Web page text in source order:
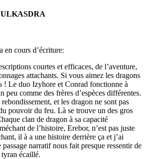
en cours d’écriture:
courtes et efficaces, de l’aventure,
attachants. Si vous aimez les dragons
! Le duo Izyhore et Conrad fonctionne à
peu comme des frères d’espèces différentes.
et les dragon ne sont pas
pouvoir du feu. Là se trouve un des gros
clan de dragon à sa capacité
de l’histoire, Erebor, n’est pas juste
il à a une histoire derrière ça et j’ai
narratif nous fait presque ressentir de
écaillé.